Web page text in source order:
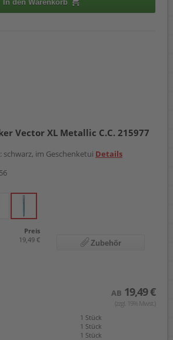
In den Warenkorb
Vector XL Metallic C.C. 215977
schwarz, im Geschenketui Details
Preis
19,49 € Zubehör
AB 19,49 €
(zzgl. 19% Mwst.)
1 Stück
1 Stück
1 Stück